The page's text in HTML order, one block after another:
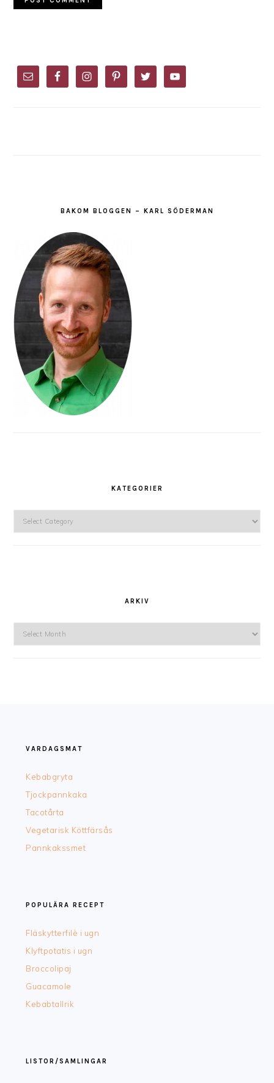
SIDEBAR
BAKOM BLOGGEN – KARL SÖDERMAN
KATEGORIER
ARKIV
VARDAGSMAT
Kebabgryta
Tjockpannkaka
Tacotårta
Vegetarisk Köttfärsås
Pannkakssmet
POPULÄRA RECEPT
Fläskytterfilè i ugn
Klyftpotatis i ugn
Broccolipaj
Guacamole
Kebabtallrik
LISTOR/SAMLINGAR